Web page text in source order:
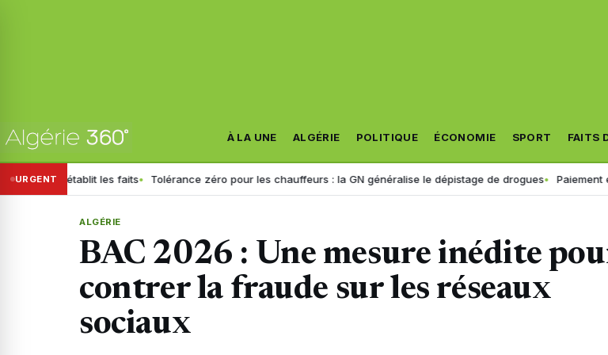
À LA UNE ALGÉRIE POLITIQUE ÉCONOMIE SPORT FAITS
URGENTles faits Tolérance zéro pour les chauffeurs : la GN généralise le dépistage de drogues Paiement
ALGÉRIE
BAC 2026 : Une mesure inédite
contrer la fraude sur les réseaux
sociaux